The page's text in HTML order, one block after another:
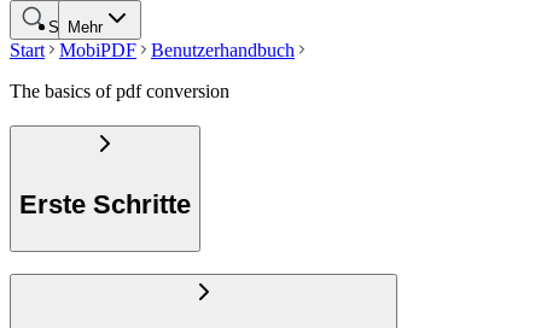
Mehr
Suche
Start MobiPDF
Benutzerhandbuch
The basics of pdf conversion
Erste Schritte